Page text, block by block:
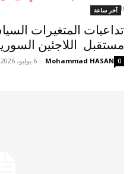
آخر ساعة
تداعيات المتغيرات
مستقبل اللاجئين
Mohammad HASAN
- 6 يوليو، 2026 0